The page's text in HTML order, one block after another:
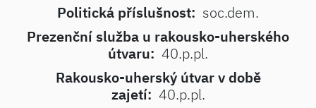
Politická příslušnost: soc.dem.
Prezenční služba u rakousko-uherského
útvaru: 40.p.pl.
Rakousko-uherský útvar v době
zajetí: 40.p.pl.